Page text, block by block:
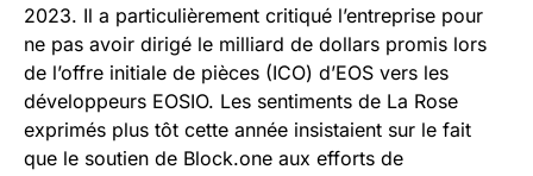
2023. Il a particulièrement critiqué l’entreprise pour
ne pas avoir dirigé le milliard de dollars promis lors
de l’offre initiale de pièces (ICO) d’EOS vers les
développeurs EOSIO. Les sentiments de La Rose
exprimés plus tôt cette année insistaient sur le fait
que le soutien de Block.one aux efforts de